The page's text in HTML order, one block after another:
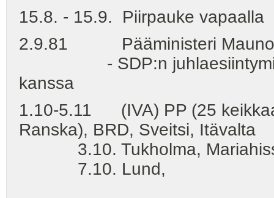
15.8. - 15.9. Piirpauke
2.9.81 Pääministeri Mauno
- SDP:n juhlaesiintyminen
kanssa
1.10-5.11 (IVA) PP (25
Ranska), BRD, Sveitsi, Itävalta
3.10. Tukholma,
7.10. Lund,